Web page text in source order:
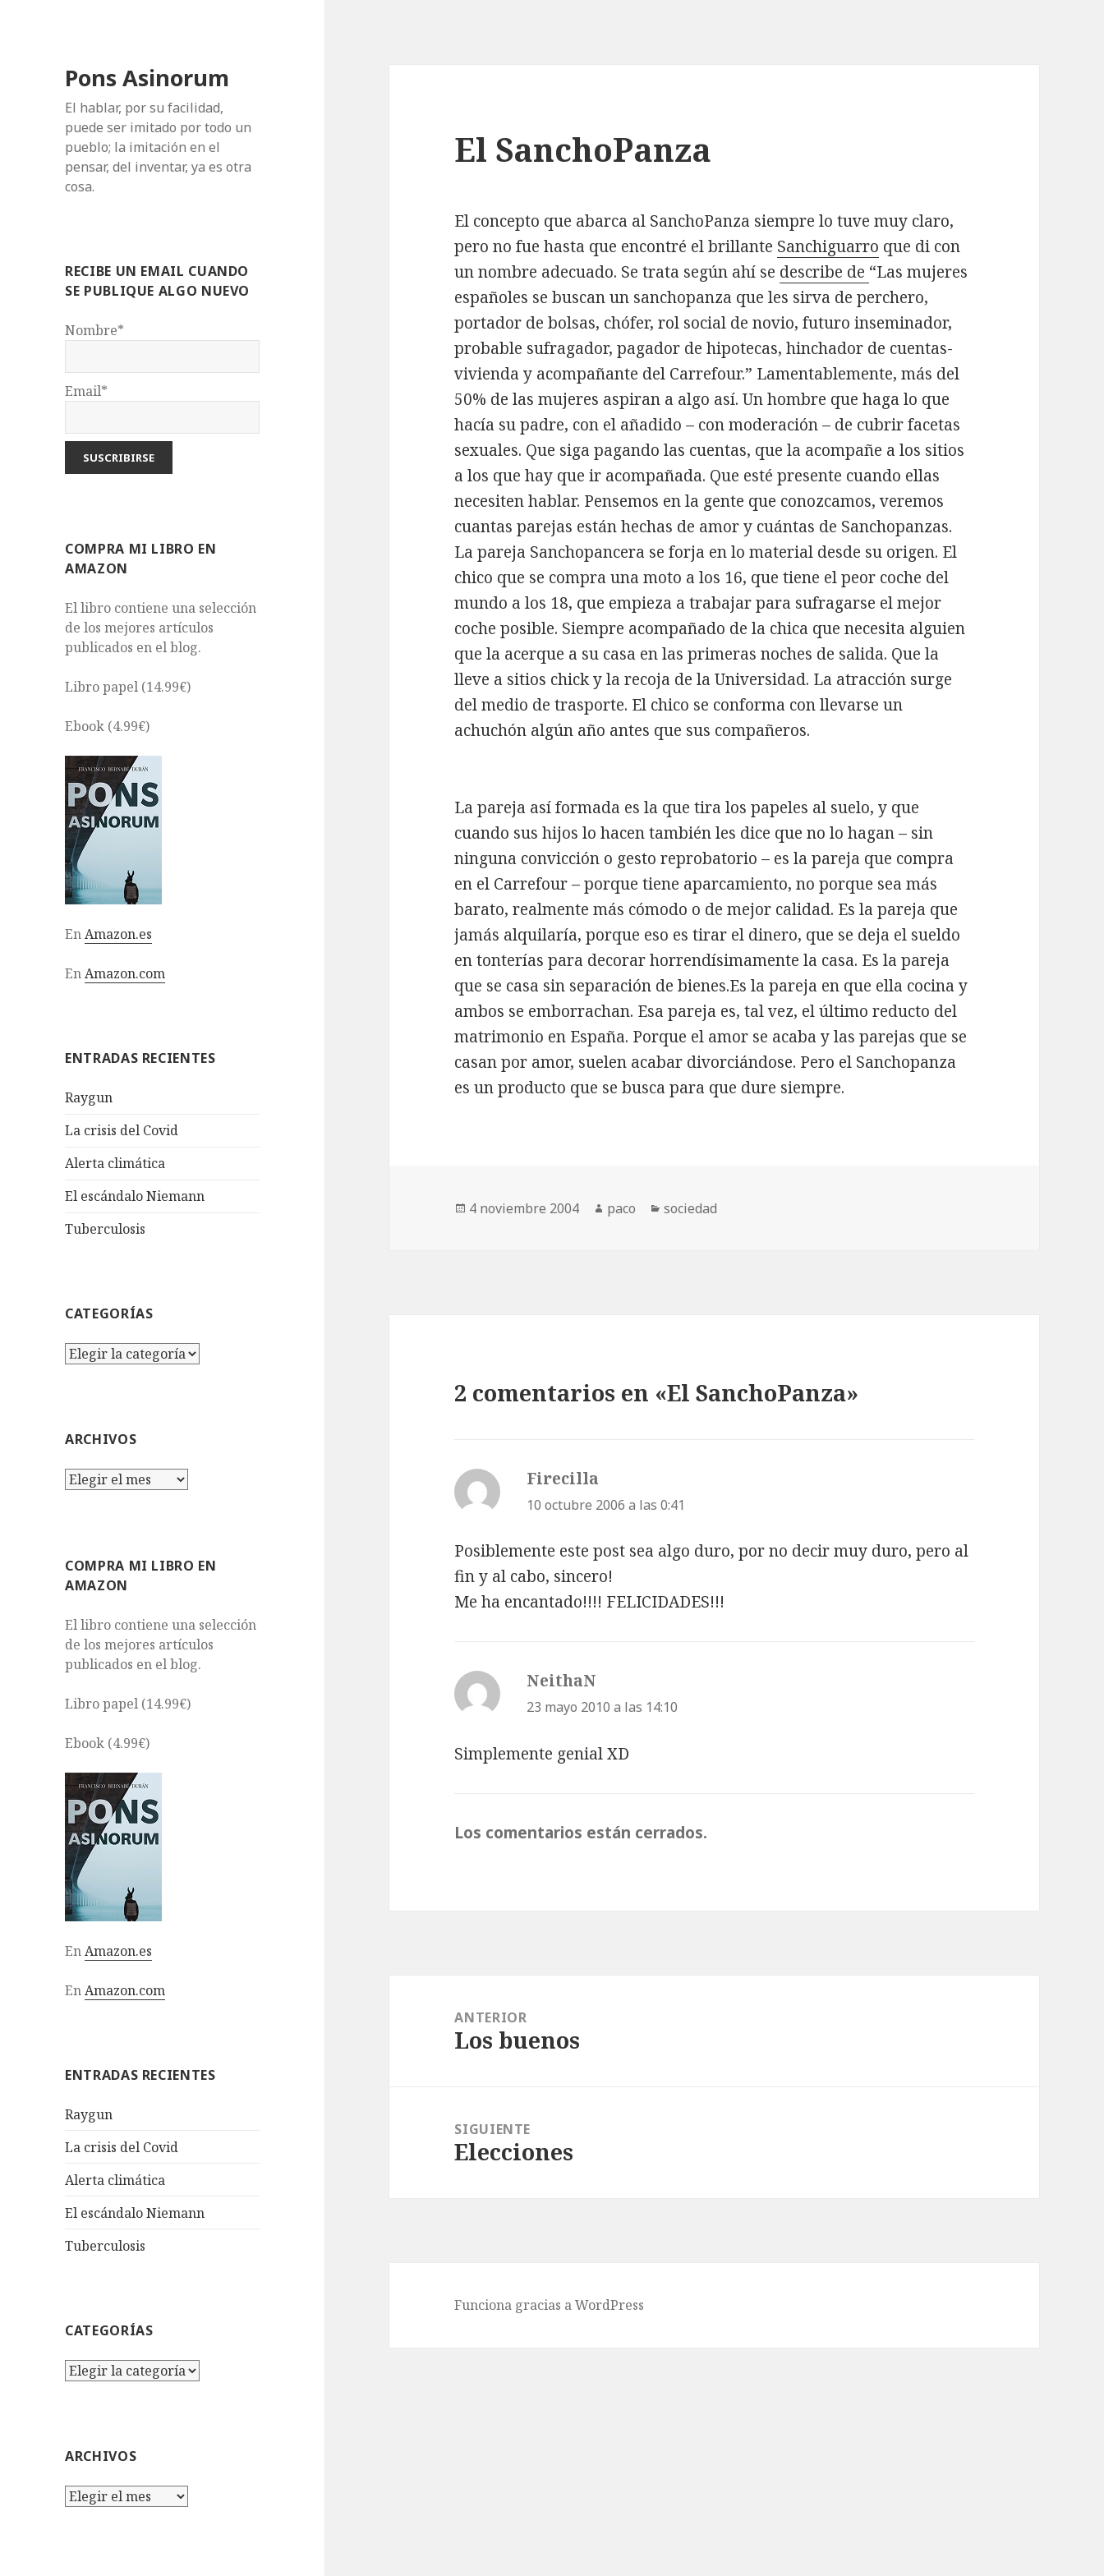
Pons Asinorum
El hablar, por su facilidad,
puede ser imitado por todo un
pueblo; la imitación en el
pensar, del inventar, ya es otra
cosa.
RECIBE UN EMAIL CUANDO
SE PUBLIQUE ALGO NUEVO
Nombre*
Email*
COMPRA MI LIBRO EN
AMAZON
El libro contiene una selección
de los mejores artículos
publicados en el blog.
Libro papel (14.99€)
Ebook (4.99€)
EnAmazon.es
EnAmazon.com
ENTRADAS RECIENTES
Raygun
La crisis del Covid
Alerta climática
El escándalo Niemann
Tuberculosis
CATEGORÍAS
Categorías
ARCHIVOS
Archivos
COMPRA MI LIBRO EN
AMAZON
El libro contiene una selección
de los mejores artículos
publicados en el blog.
Libro papel (14.99€)
Ebook (4.99€)
EnAmazon.es
EnAmazon.com
ENTRADAS RECIENTES
Raygun
La crisis del Covid
Alerta climática
El escándalo Niemann
Tuberculosis
CATEGORÍAS
Categorías
ARCHIVOS
Archivos
El SanchoPanza
El concepto que abarca al SanchoPanza siempre lo tuve muy claro,
pero no fue hasta que encontré el brillante Sanchiguarro que di con
un nombre adecuado. Se trata según ahí se describe de “Las mujeres
españoles se buscan un sanchopanza que les sirva de perchero,
portador de bolsas, chófer, rol social de novio, futuro inseminador,
probable sufragador, pagador de hipotecas, hinchador de cuentas-
vivienda y acompañante del Carrefour.” Lamentablemente, más del
50% de las mujeres aspiran a algo así. Un hombre que haga lo que
hacía su padre, con el añadido – con moderación – de cubrir facetas
sexuales. Que siga pagando las cuentas, que la acompañe a los sitios
a los que hay que ir acompañada. Que esté presente cuando ellas
necesiten hablar. Pensemos en la gente que conozcamos, veremos
cuantas parejas están hechas de amor y cuántas de Sanchopanzas.
La pareja Sanchopancera se forja en lo material desde su origen. El
chico que se compra una moto a los 16, que tiene el peor coche del
mundo a los 18, que empieza a trabajar para sufragarse el mejor
coche posible. Siempre acompañado de la chica que necesita alguien
que la acerque a su casa en las primeras noches de salida. Que la
lleve a sitios chick y la recoja de la Universidad. La atracción surge
del medio de trasporte. El chico se conforma con llevarse un
achuchón algún año antes que sus compañeros.
La pareja así formada es la que tira los papeles al suelo, y que
cuando sus hijos lo hacen también les dice que no lo hagan – sin
ninguna convicción o gesto reprobatorio – es la pareja que compra
en el Carrefour – porque tiene aparcamiento, no porque sea más
barato, realmente más cómodo o de mejor calidad. Es la pareja que
jamás alquilaría, porque eso es tirar el dinero, que se deja el sueldo
en tonterías para decorar horrendísimamente la casa. Es la pareja
que se casa sin separación de bienes.Es la pareja en que ella cocina y
ambos se emborrachan. Esa pareja es, tal vez, el último reducto del
matrimonio en España. Porque el amor se acaba y las parejas que se
casan por amor, suelen acabar divorciándose. Pero el Sanchopanza
es un producto que se busca para que dure siempre.
Publicado
4 noviembre 2004 Autor
paco Categorías
sociedad
2 comentarios en «El SanchoPanza»
Firecilla
10 octubre 2006 a las 0:41
Posiblemente este post sea algo duro, por no decir muy duro, pero al
fin y al cabo, sincero!
Me ha encantado!!!! FELICIDADES!!!
NeithaN
23 mayo 2010 a las 14:10
Simplemente genial XD
Los comentarios están cerrados.
entradas
ANTERIOR
Entrada
Los buenos
SIGUIENTE
Entrada
Elecciones
Funciona gracias a WordPress